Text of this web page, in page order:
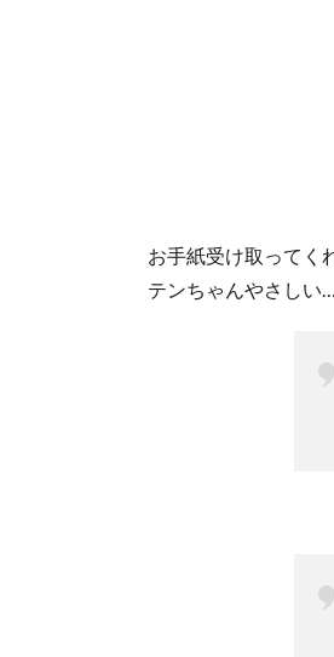
お手紙受け取ってく
テンちゃんやさしい